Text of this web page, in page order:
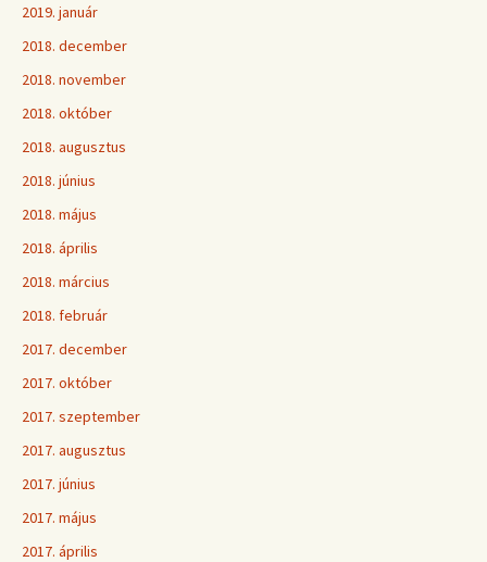
2019. január
2018. december
2018. november
2018. október
2018. augusztus
2018. június
2018. május
2018. április
2018. március
2018. február
2017. december
2017. október
2017. szeptember
2017. augusztus
2017. június
2017. május
2017. április